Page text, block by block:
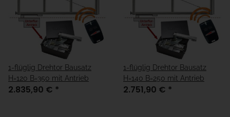
1-flüglig Drehtor Bausatz
H=120 B=350 mit Antrieb
2.835,90 € *
1-flüglig Drehtor Bausatz
H=140 B=250 mit Antrieb
2.751,90 € *